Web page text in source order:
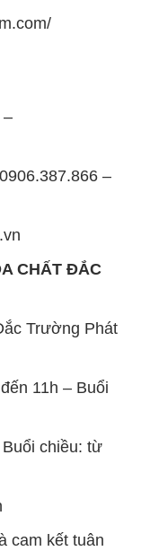
–
–
CHẤT ĐẮC
Trường Phát
11h – Buổi
chiều: từ
cam kết tuân